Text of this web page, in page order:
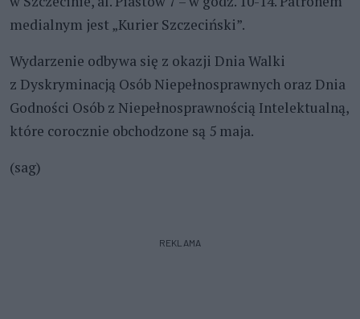
medialnym jest „Kurier Szczeciński”.
Wydarzenie odbywa się z okazji Dnia Walki
z Dyskryminacją Osób Niepełnosprawnych oraz Dnia
Godności Osób z Niepełnosprawnością Intelektualną,
które corocznie obchodzone są 5 maja.
(sag)
REKLAMA